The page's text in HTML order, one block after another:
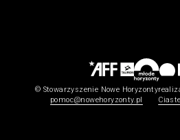
© Stowarzyszenie Nowe Horyzonty
pomoc@nowehoryzonty.pl